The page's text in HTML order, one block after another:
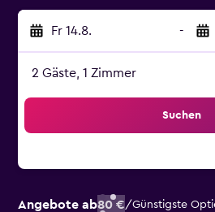
Fr 14.8. -
2 Gäste, 1 Zimmer
Suchen
Angebote ab80 €/Günstigste